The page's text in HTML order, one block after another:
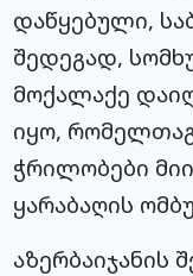
დაწყებული,
შედეგად,
მოქალაქე
იყო,
ჭრილობები
ყარაბაღის
აზერბაიჯანის